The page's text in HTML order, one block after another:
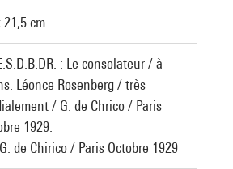
21,5 cm
: Le consolateur / à
Léonce Rosenberg / très
/ G. de Chrico / Paris
1929.
de Chirico / Paris Octobre 1929